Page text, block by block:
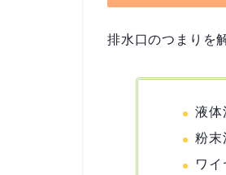
排水口のつまりを
液体
粉末
ワ